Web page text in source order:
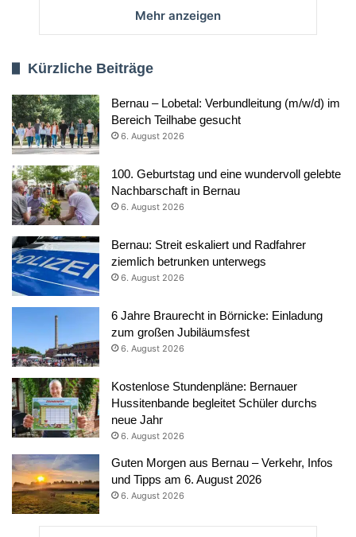
Mehr anzeigen
Kürzliche Beiträge
Bernau – Lobetal: Verbundleitung (m/w/d) im
Bereich Teilhabe gesucht
6. August 2026
100. Geburtstag und eine wundervoll gelebte
Nachbarschaft in Bernau
6. August 2026
Bernau: Streit eskaliert und Radfahrer
ziemlich betrunken unterwegs
6. August 2026
6 Jahre Braurecht in Börnicke: Einladung
zum großen Jubiläumsfest
6. August 2026
Kostenlose Stundenpläne: Bernauer
Hussitenbande begleitet Schüler durchs
neue Jahr
6. August 2026
Guten Morgen aus Bernau – Verkehr, Infos
und Tipps am 6. August 2026
6. August 2026